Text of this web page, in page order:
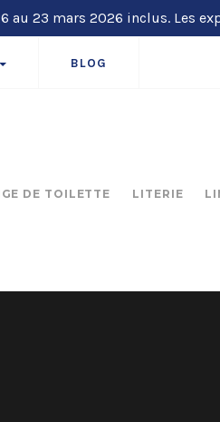
au 23 mars 2026 inclus. Les
BLOG
DE TOILETTE LITERIE